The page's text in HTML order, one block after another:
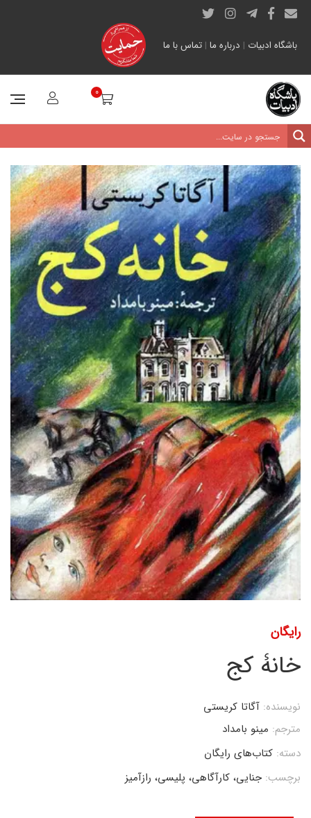
باشگاه ادبیات | درباره ما | تماس با ما
0
رایگان
خانۀ کج
نویسنده: آگاتا کریستی
مترجم: مینو بامداد
دسته: کتاب‌های رایگان
برچسب: جنایی، کارآگاهی، پلیسی، رازآمیز